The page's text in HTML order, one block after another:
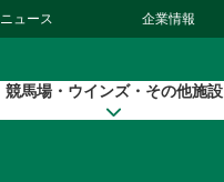
ニュース 企業情報
競馬場・ウインズ・その他施設